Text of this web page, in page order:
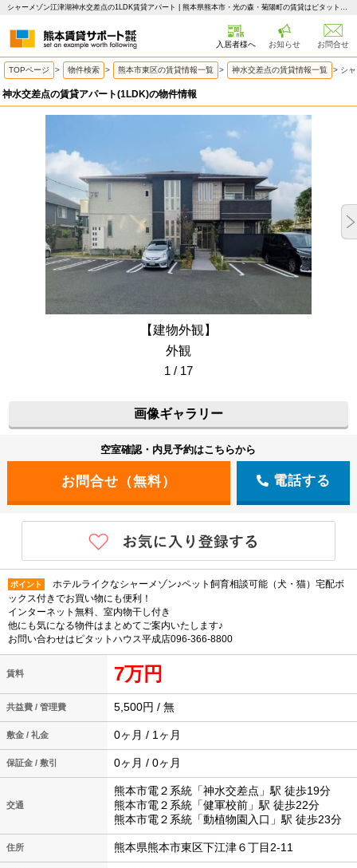
シャーメゾン江津湖神水交差点の1LDK賃貸アパート | 熊本県熊本市・光の森・菊陽町の賃貸はピタットハウス 熊本賃貸サポート
入居者様へ お知らせ お問合せ
TOPページ > 物件検索 > 熊本市東区の賃貸情報一覧 > 神水交差点の賃貸情報一覧 > シ
神水交差点の賃貸アパート(1LDK)の物件情報
【建物外観】
外観
1 / 17
画像ギャラリー
空室確認・内見予約はこちらから
電話する
ポイント
ホテルライクなシャーメゾン♪ペット飼育相談可能（犬・猫）宅配ボ
ックス付きでお買い物にも便利！
インターネット無料、室内物干し付き
他にも気になる物件はまとめてご案内いたします♪
お問い合わせはピタットハウス平成店096-366-8800
賃料 7万円
共益費 / 管理費 5,500円 / 無
敷金 / 礼金 0ヶ月 / 1ヶ月
保証金 / 敷引 0ヶ月 / 0ヶ月
交通
熊本市電２系統「神水交差点」駅 徒歩19分
熊本市電２系統「健軍校前」駅 徒歩22分
熊本市電２系統「動植物園入口」駅 徒歩23分
住所 熊本県熊本市東区下江津６丁目2-11